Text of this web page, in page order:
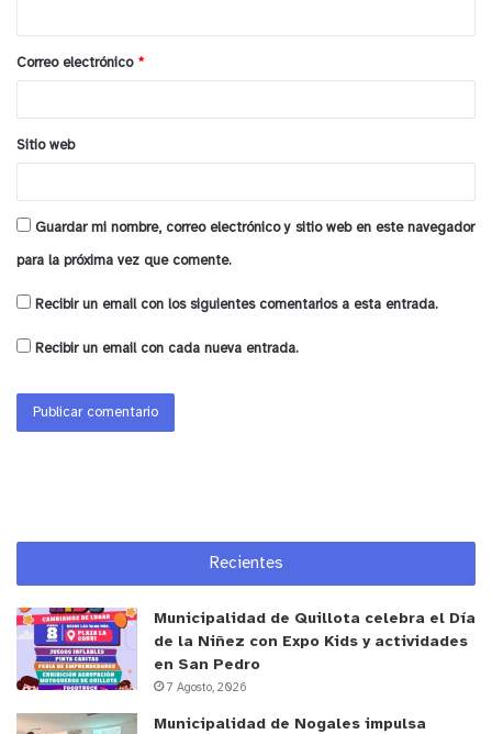
*
Correo electrónico *
Sitio web
Guardar mi nombre, correo electrónico y sitio web en este navegador
para la próxima vez que comente.
Recibir un email con los siguientes comentarios a esta entrada.
Recibir un email con cada nueva entrada.
Recientes
Municipalidad de Quillota celebra el Día
de la Niñez con Expo Kids y actividades
en San Pedro
7 Agosto, 2026
Municipalidad de Nogales impulsa